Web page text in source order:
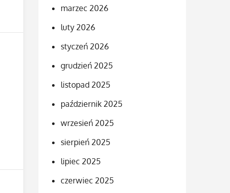
marzec 2026
luty 2026
styczeń 2026
grudzień 2025
listopad 2025
październik 2025
wrzesień 2025
sierpień 2025
lipiec 2025
czerwiec 2025